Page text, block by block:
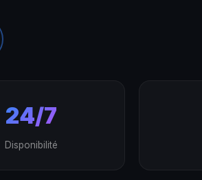
24/7
Disponibilité